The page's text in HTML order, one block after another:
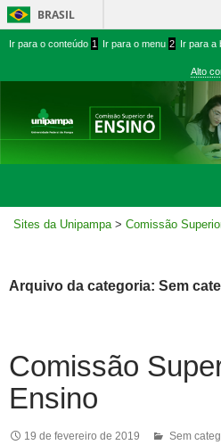
BRASIL
conteúdo
menu
Ir para o conteúdo 1 Ir para o menu 2 Ir para a
Alto
rodapé
Sites da Unipampa> Comissão
Arquivo da categoria: Sem
Comissão
Ensino
19 de fevereiro de 2019 Sem